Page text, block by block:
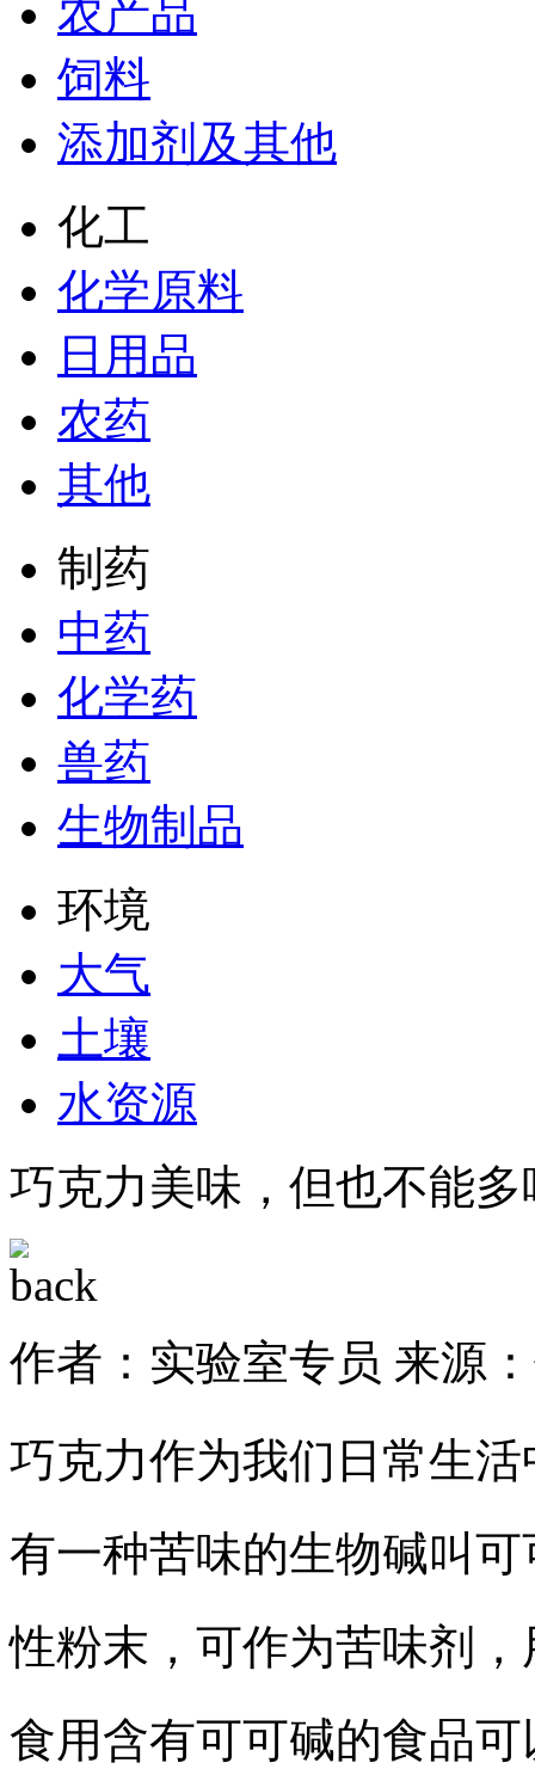
农产品
饲料
添加剂及其他
化工
化学原料
日用品
农药
其他
制药
中药
化学药
兽药
生物制品
环境
大气
土壤
水资源
巧克力美味，但也不能多
作者：实验室专员 来源
巧克力作为我们日常生
有一种苦味的生物碱叫
性粉末，可作为苦味剂
食用含有可可碱的食品